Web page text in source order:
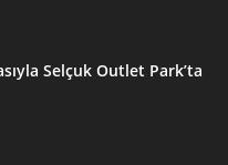
Selçuk Outlet Park’ta